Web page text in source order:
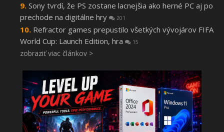
Sony tvrdí, že PS zostane lacnejšia ako herné PC aj po
prechode na digitálne hry
201
Refractor games prepustilo všetkých vývojárov FIFA
World Cup: Launch Edition, hra
15
zobraziť viac článkov >